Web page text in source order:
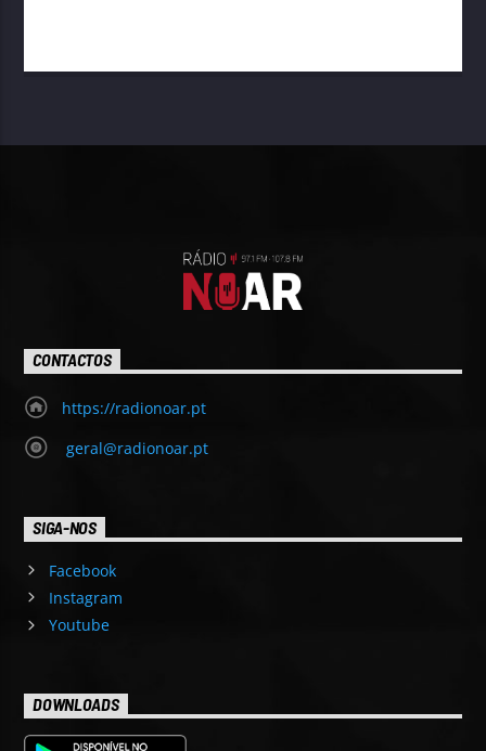
CONTACTOS
https://radionoar.pt
geral@radionoar.pt
SIGA-NOS
Facebook
Instagram
Youtube
DOWNLOADS